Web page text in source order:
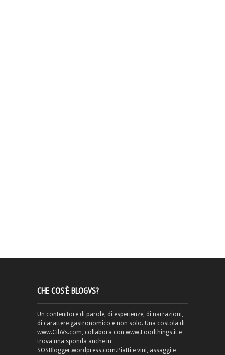
CHE COS’È BLOGVS?
Un contenitore di parole, di esperienze, di narrazioni,
di carattere gastronomico e non solo. Una costola di
www.CibVs.com, collabora con www.Foodthings.it e
trova una sponda anche in
SOSBlogger.wordpress.com.Piatti e vini, assaggi e